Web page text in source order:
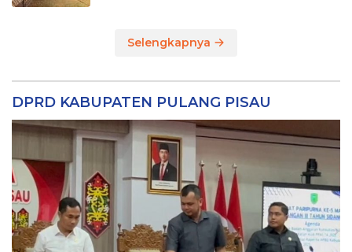
Selengkapnya
DPRD KABUPATEN PULANG PISAU